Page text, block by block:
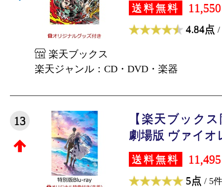
送料無料
4.84点 /
楽天ブックス
楽天ジャンル：CD・DVD・楽器
13
【楽天ブック
劇場版 ヴァイオ
送料無料
5点 / 5件